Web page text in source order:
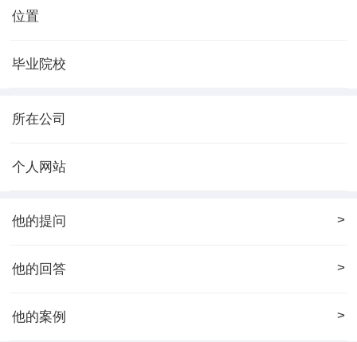
位置
毕业院校
所在公司
个人网站
他的提问 >
他的回答 >
他的案例 >